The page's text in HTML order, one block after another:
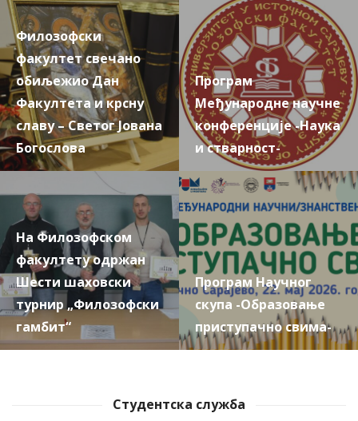
Филозофски
факултет свечано
обиљежио Дан
Факултета и крсну
славу – Светог Јована
Богослова
Програм
Међународне научне
конференције -Наука
и стварност-
На Филозофском
факултету одржан
Шести шаховски
турнир „Филозофски
гамбит“
Програм Научног
скупа -Образовање
приступачно свима-
Студентска служба